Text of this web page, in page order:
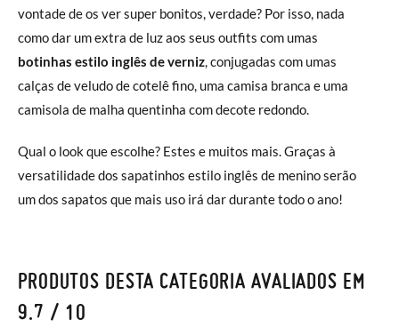
vontade de os ver super bonitos, verdade? Por isso, nada
como dar um extra de luz aos seus outfits com umas
botinhas estilo inglês de verniz, conjugadas com umas
calças de veludo de cotelê fino, uma camisa branca e uma
camisola de malha quentinha com decote redondo.
Qual o look que escolhe? Estes e muitos mais. Graças à
versatilidade dos sapatinhos estilo inglês de menino serão
um dos sapatos que mais uso irá dar durante todo o ano!
PRODUTOS DESTA CATEGORIA AVALIADOS EM
9.7 / 10